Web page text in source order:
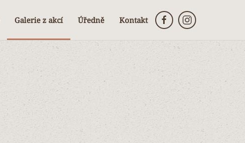
Galerie z akcí Úředně Kontakt